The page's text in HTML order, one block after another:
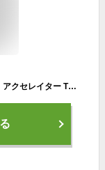
【10/2 〜10/4 9:59】エントリーでP5倍 アンブロ アクセレイター TR EX WIDE UF2VJB04BC アクセレイター TR EX ワイド メンズ サッカー トレーニングシューズ : ブラック×ゴールド UMBRO